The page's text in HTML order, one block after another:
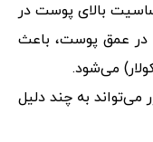
بالای پوست در
در عمق پوست، باعث
می‌شود.
می‌تواند به چند دلیل